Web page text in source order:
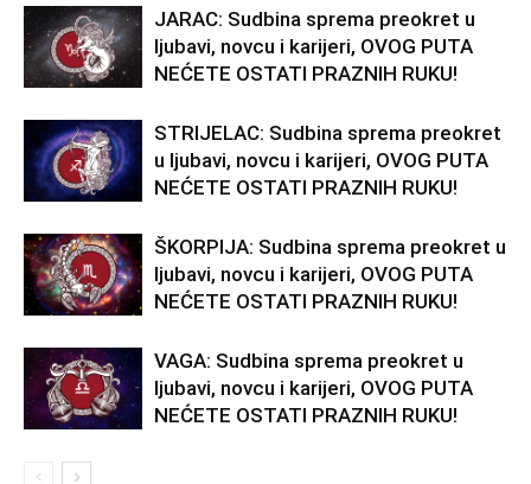
JARAC: Sudbina sprema preokret u
ljubavi, novcu i karijeri, OVOG PUTA
NEĆETE OSTATI PRAZNIH RUKU!
STRIJELAC: Sudbina sprema preokret
u ljubavi, novcu i karijeri, OVOG PUTA
NEĆETE OSTATI PRAZNIH RUKU!
ŠKORPIJA: Sudbina sprema preokret u
ljubavi, novcu i karijeri, OVOG PUTA
NEĆETE OSTATI PRAZNIH RUKU!
VAGA: Sudbina sprema preokret u
ljubavi, novcu i karijeri, OVOG PUTA
NEĆETE OSTATI PRAZNIH RUKU!